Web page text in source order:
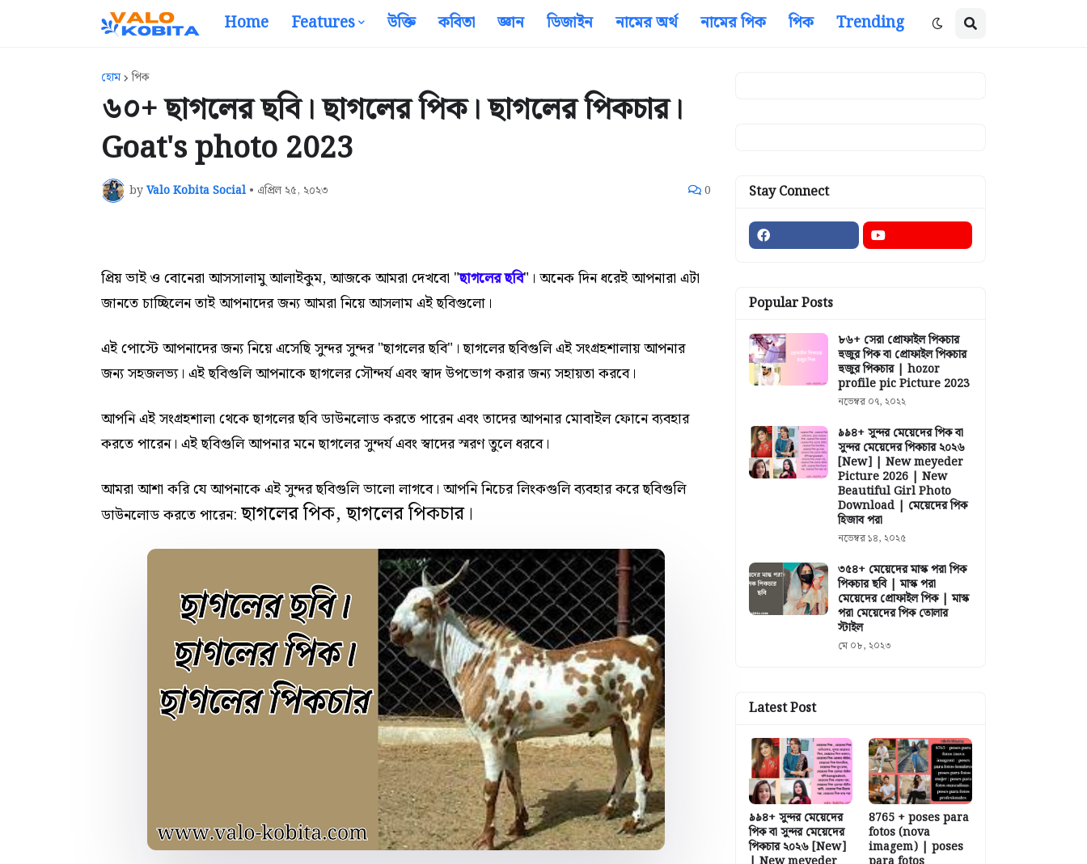
Home Features উক্তি কবিতা জ্ঞান ডিজাইন নামের অর্থ নামের পিক পিক Trending
হোম পিক
৬০+ ছাগলের ছবি। ছাগলের পিক। ছাগলের পিকচার।
Goat's photo 2023
byValo Kobita Social • এপ্রিল ২৫, ২০২৩ 0
প্রিয় ভাই ও বোনেরা আসসালামু আলাইকুম, আজকে আমরা দেখবো "ছাগলের ছবি"। অনেক দিন ধরেই আপনারা এটা
জানতে চাচ্ছিলেন তাই আপনাদের জন্য আমরা নিয়ে আসলাম এই ছবিগুলো।
এই পোস্টে আপনাদের জন্য নিয়ে এসেছি সুন্দর সুন্দর "ছাগলের ছবি"। ছাগলের ছবিগুলি এই সংগ্রহশালায় আপনার
জন্য সহজলভ্য। এই ছবিগুলি আপনাকে ছাগলের সৌন্দর্য এবং স্বাদ উপভোগ করার জন্য সহায়তা করবে।
আপনি এই সংগ্রহশালা থেকে ছাগলের ছবি ডাউনলোড করতে পারেন এবং তাদের আপনার মোবাইল ফোনে ব্যবহার
করতে পারেন। এই ছবিগুলি আপনার মনে ছাগলের সুন্দর্য এবং স্বাদের স্মরণ তুলে ধরবে।
আমরা আশা করি যে আপনাকে এই সুন্দর ছবিগুলি ভালো লাগবে। আপনি নিচের লিংকগুলি ব্যবহার করে ছবিগুলি
ডাউনলোড করতে পারেন: ছাগলের পিক, ছাগলের পিকচার।
Stay Connect
Popular Posts
৮৬+ সেরা প্রোফাইল পিকচার
হুজুর পিক বা প্রোফাইল পিকচার
হুজুর পিকচার | hozor
profile pic Picture 2023
নভেম্বর ০৭, ২০২২
৯৯৪+ সুন্দর মেয়েদের পিক বা
সুন্দর মেয়েদের পিকচার ২০২৬
[New] | New meyeder
Picture 2026 | New
Beautiful Girl Photo
Download | মেয়েদের পিক
হিজাব পরা
নভেম্বর ১৪, ২০২৫
৩৫৪+ মেয়েদের মাস্ক পরা পিক
পিকচার ছবি | মাস্ক পরা
মেয়েদের প্রোফাইল পিক | মাস্ক
পরা মেয়েদের পিক তোলার
স্টাইল
মে ০৮, ২০২৩
Latest Post
৯৯৪+ সুন্দর মেয়েদের
পিক বা সুন্দর মেয়েদের
পিকচার ২০২৬ [New]
8765 + poses para
fotos (nova
imagem) | poses